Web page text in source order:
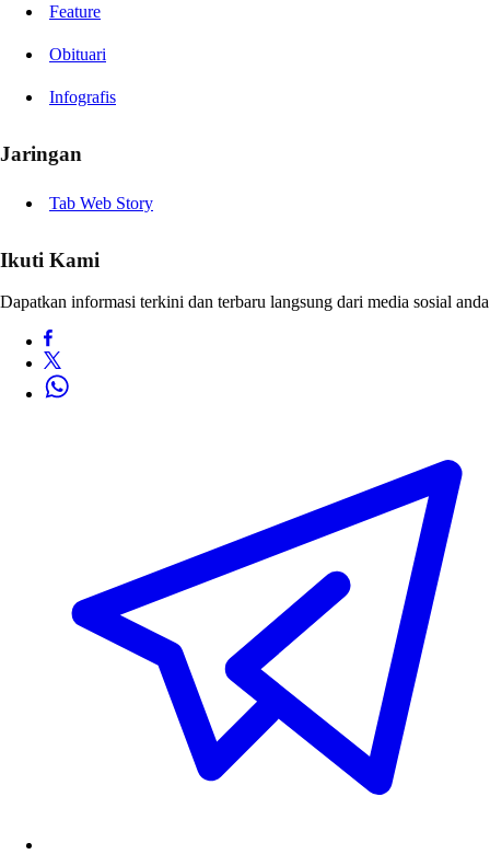
Feature
Obituari
Infografis
Jaringan
Tab Web Story
Ikuti Kami
Dapatkan informasi terkini dan terbaru langsung dari media sosial anda